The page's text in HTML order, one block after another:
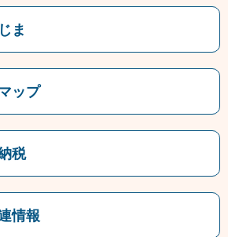
ま
ップ
税
情報